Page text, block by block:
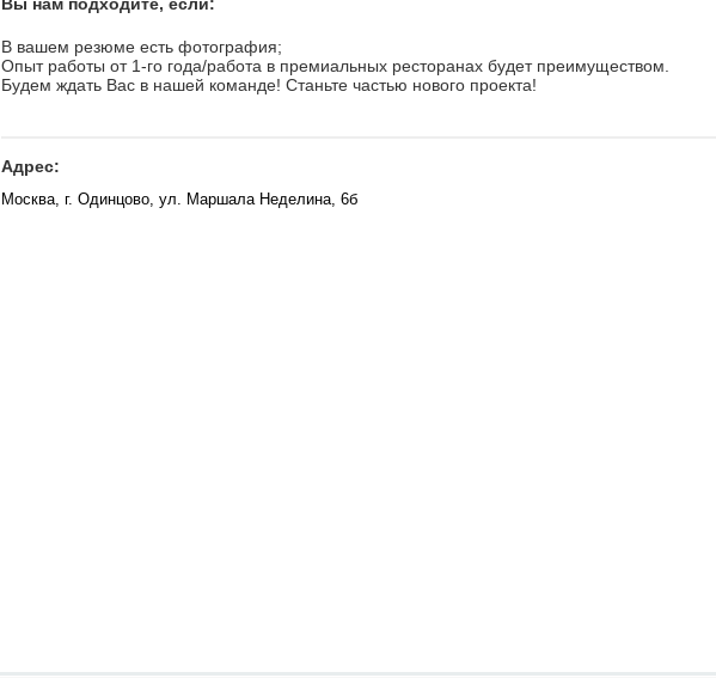
В вашем резюме есть фотография;
Опыт работы от 1-го года/работа в премиальных ресторанах будет преимуществом.
Будем ждать Вас в нашей команде! Станьте частью нового проекта!
Адрес:
Москва, г. Одинцово, ул. Маршала Неделина, 6б